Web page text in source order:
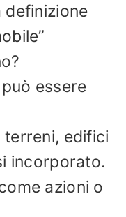
definizione
essere
terreni, edifici
incorporato.
azioni o